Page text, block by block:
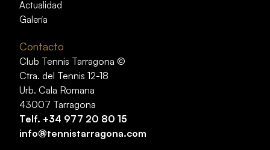
Actualidad
Galería
Contacto
Club Tennis Tarragona ©
Ctra. del Tennis 12-18
Urb. Cala Romana
43007 Tarragona
Telf. +34 977 20 80 15
info@tennistarragona.com